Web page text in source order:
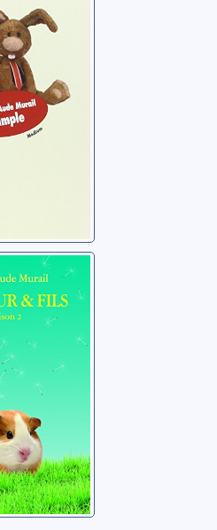
Aude
et fils:
Aude